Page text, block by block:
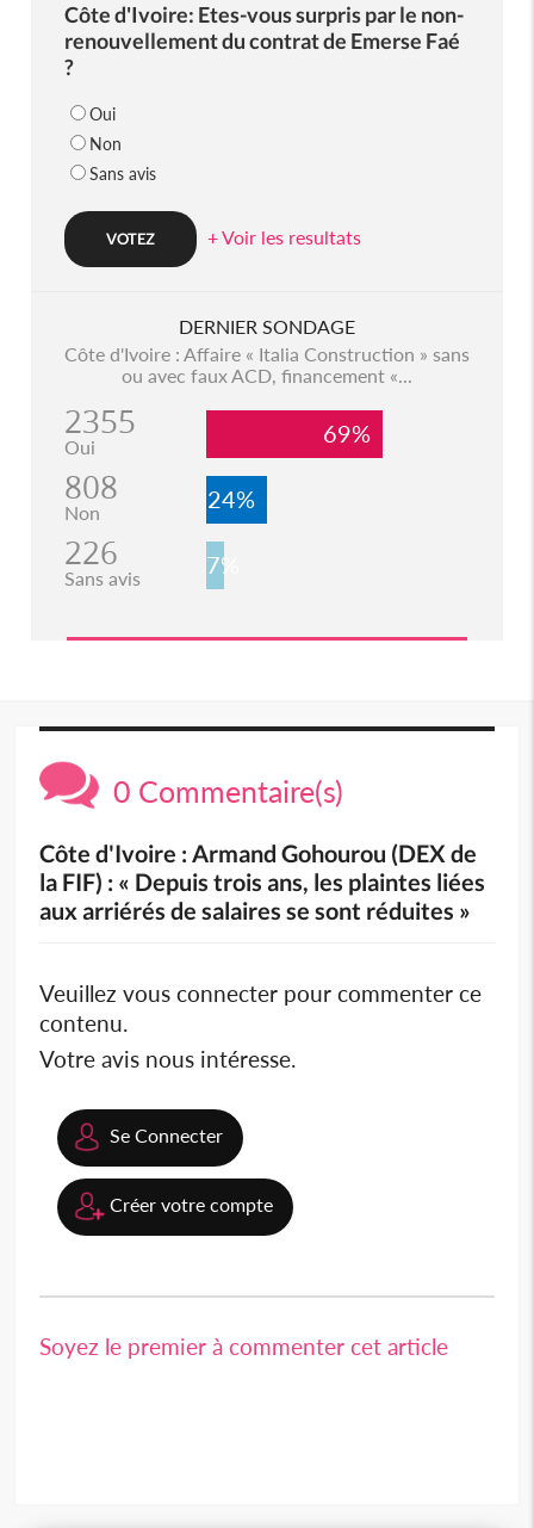
Côte d'Ivoire: Etes-vous surpris par le non-
renouvellement du contrat de Emerse Faé
?
Oui
Non
Sans avis
+ Voir les resultats
DERNIER SONDAGE
Côte d'Ivoire : Affaire « Italia Construction » sans
ou avec faux ACD, financement «...
2355
Oui 69%
808
Non 24%
226
Sans avis 7%
0 Commentaire(s)
Côte d'Ivoire : Armand Gohourou (DEX de
la FIF) : « Depuis trois ans, les plaintes liées
aux arriérés de salaires se sont réduites »
Veuillez vous connecter pour commenter ce
contenu.
Votre avis nous intéresse.
Se Connecter
Créer votre compte
Soyez le premier à commenter cet article